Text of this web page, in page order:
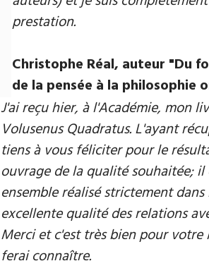
prestation.
Christophe Réal, auteur ​"Du
de la pensée à la philosophie
J'ai reçu hier, à l'Académie, mon
Volusenus Quadratus. L'ayant
tiens à vous féliciter pour le
ouvrage de la qualité souhaitée; il
ensemble réalisé strictement dans
excellente qualité des relations
Merci et c'est très bien pour votre
ferai connaître.